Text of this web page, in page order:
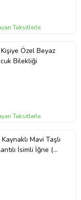
Taksitlerle
Özel Beyaz
Bilekliği
Taksitlerle
Mavi Taşlı
İsimli İğne (Y)